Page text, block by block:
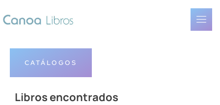
CATÁLOGOS
Libros encontrados